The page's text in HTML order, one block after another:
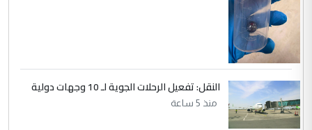
النقل: تفعيل الرحلات الجوية لـ 10 وجهات دولية
منذ 5 ساعة